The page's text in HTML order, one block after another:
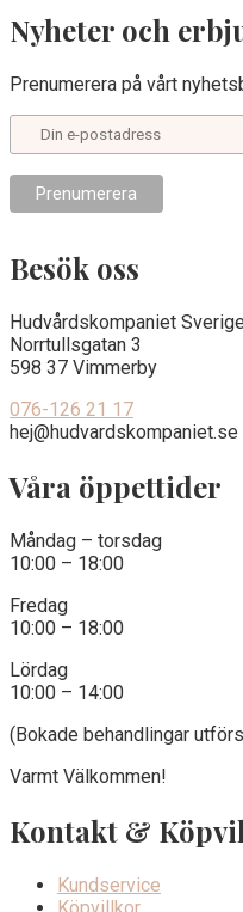
Nyheter och
Prenumerera på vårt
Besök oss
Hudvårdskompaniet
Norrtullsgatan 3
598 37 Vimmerby
076-126 21 17
hej@hudvardskompaniet.se
Våra öppettider
Måndag – torsdag
10:00 – 18:00
Fredag
10:00 – 18:00
Lördag
10:00 – 14:00
(Bokade behandlingar
Varmt Välkommen!
Kontakt &
Kundservice
Köpvillkor